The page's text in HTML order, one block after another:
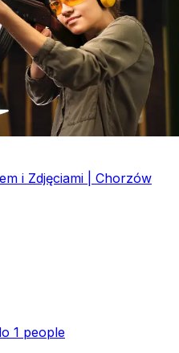
i Zdjęciami | Chorzów
1 people